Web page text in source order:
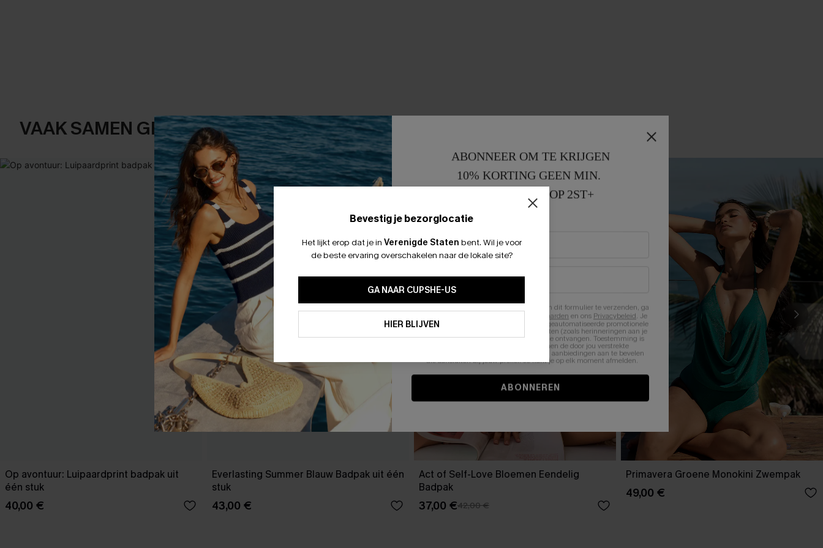
VAAK SAMEN GEKOCHT
Op avontuur: Luipaardprint badpak uit
één stuk
40,00 €
Everlasting Summer Blauw Badpak uit één
stuk
43,00 €
Act of Self-Love Bloemen Eendelig
Badpak
37,00 €42,00 €
Primavera Groene Monokini Zwempak
49,00 €
Bevestig je bezorglocatie
Het lijkt erop dat je in Verenigde Staten bent. Wil je voor
de beste ervaring overschakelen naar de lokale site?
GA NAAR CUPSHE-US
HIER BLIJVEN
ABONNEER OM TE KRIJGEN
10% KORTING GEEN MIN.
15% KORTING OP 2ST+
Door je contactgegevens in te vullen en dit formulier te verzenden, ga
Algemene Voorwaarden en ons Privacybeleid. Je
stemt er tevens mee in om herhaalde geautomatiseerde promotionele
en gepersonaliseerde marketingberichten (zoals herinneringen aan je
winkelwagen) en e-mails van Cupshe te ontvangen. Toestemming is
niet vereist voor een aankoop. We kunnen de door jou verstrekte
informatie gebruiken om producten en aanbiedingen aan te bevelen
die aansluiten bij jouw profiel. Je kunt je op elk moment afmelden.
ABONNEREN